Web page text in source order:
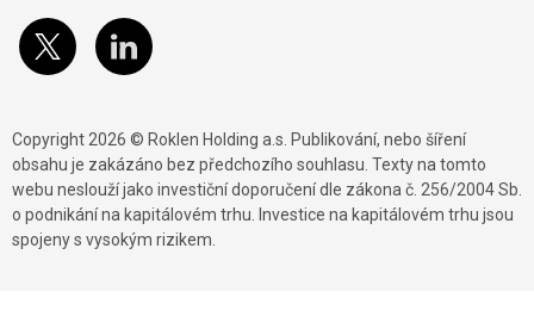
Copyright 2026 © Roklen Holding a.s. Publikování, nebo šíření
obsahu je zakázáno bez předchozího souhlasu. Texty na tomto
webu neslouží jako investiční doporučení dle zákona č. 256/2004 Sb.
o podnikání na kapitálovém trhu. Investice na kapitálovém trhu jsou
spojeny s vysokým rizikem.